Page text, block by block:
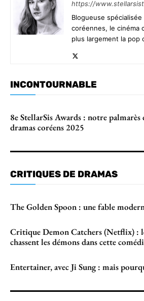
https://
Blogueuse
coréennes, le cinéma
plus largement la pop
INCONTOURNABLE
8e StellarSis Awards : notre palmarès
dramas coréens 2025
CRITIQUES DE DRAMAS
The Golden Spoon : une fable
Critique Demon Catchers (Netflix) :
chassent les démons dans cette
Entertainer, avec Ji Sung : mais